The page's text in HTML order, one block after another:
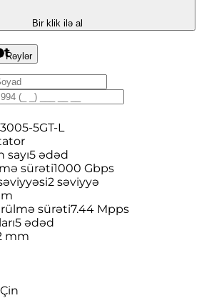
Bir klik ilə al
Rəylər
5GT-L
sayı5 ədəd
sürəti1000 Gbps
2 səviyyə
sürəti7.44 Mpps
5 ədəd
mm
Çin